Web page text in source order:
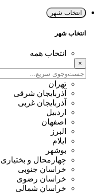
انتخاب شهر
انتخاب شهر
انتخاب همه
×
تهران
آذربایجان شرقی
آذربایجان غربی
اردبیل
اصفهان
البرز
ایلام
بوشهر
چهارمحال و بختیاری
خراسان جنوبی
خراسان رضوی
خراسان شمالی